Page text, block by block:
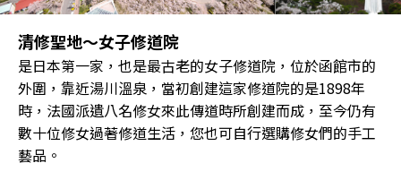
清修聖地～女子修道院
是日本第一家，也是最古老的女子修道院，位於函館市的
外圍，靠近湯川溫泉，當初創建這家修道院的是1898年
時，法國派遺八名修女來此傳道時所創建而成，至今仍有
數十位修女過著修道生活，您也可自行選購修女們的手工
藝品。